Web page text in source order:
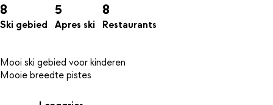
8
Ski gebied
5
Apres ski
8
Restaurants
Mooi ski gebied voor kinderen